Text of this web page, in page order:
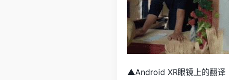
▲Android XR眼镜上的翻译